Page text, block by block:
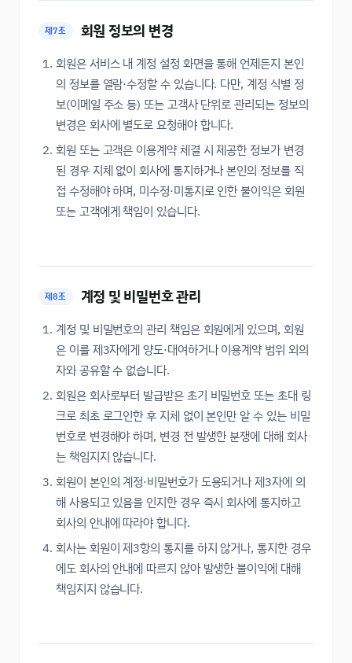
제7조 회원 정보의 변경
회원은 서비스 내 계정 설정 화면을 통해 언제든지 본인
의 정보를 열람·수정할 수 있습니다. 다만, 계정 식별 정
보(이메일 주소 등) 또는 고객사 단위로 관리되는 정보의
변경은 회사에 별도로 요청해야 합니다.
회원 또는 고객은 이용계약 체결 시 제공한 정보가 변경
된 경우 지체 없이 회사에 통지하거나 본인의 정보를 직
접 수정해야 하며, 미수정·미통지로 인한 불이익은 회원
또는 고객에게 책임이 있습니다.
제8조 계정 및 비밀번호 관리
계정 및 비밀번호의 관리 책임은 회원에게 있으며, 회원
은 이를 제3자에게 양도·대여하거나 이용계약 범위 외의
자와 공유할 수 없습니다.
회원은 회사로부터 발급받은 초기 비밀번호 또는 초대 링
크로 최초 로그인한 후 지체 없이 본인만 알 수 있는 비밀
번호로 변경해야 하며, 변경 전 발생한 분쟁에 대해 회사
는 책임지지 않습니다.
회원이 본인의 계정·비밀번호가 도용되거나 제3자에 의
해 사용되고 있음을 인지한 경우 즉시 회사에 통지하고
회사의 안내에 따라야 합니다.
회사는 회원이 제3항의 통지를 하지 않거나, 통지한 경우
에도 회사의 안내에 따르지 않아 발생한 불이익에 대해
책임지지 않습니다.